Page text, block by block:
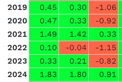
2019
0.45 0.30 -1.06
2020
0.47 0.33 -0.92
2021
1.49 1.42 0.33
2022
0.10 -0.04 -1.15
2023
0.33 0.21 -0.82
2024
1.83 1.80 0.91